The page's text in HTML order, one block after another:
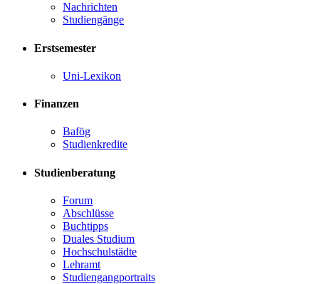
Nachrichten
Studiengänge
Erstsemester
Uni-Lexikon
Finanzen
Bafög
Studienkredite
Studienberatung
Forum
Abschlüsse
Buchtipps
Duales Studium
Hochschulstädte
Lehramt
Studiengangportraits